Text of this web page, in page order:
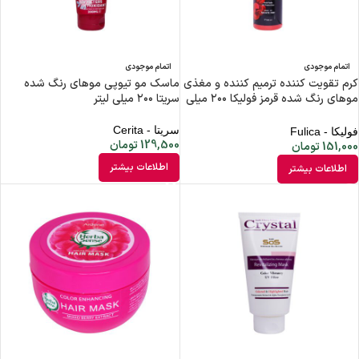
اتمام موجودی
کرم تقویت کننده ترمیم کننده و مغذی
موهای رنگ شده قرمز فولیکا ۲۰۰ میلی
فولیکا - Fulica
151,000تومان
اطلاعات بیشتر
اتمام موجودی
ماسک مو تیوپی موهای رنگ شده
سریتا ۲۰۰ میلی لیتر
سریتا - Cerita
129,500تومان
اطلاعات بیشتر